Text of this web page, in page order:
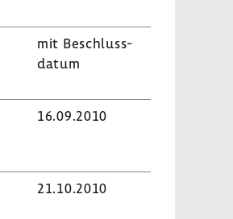
mit Beschluss­
datum
16.09.2010
21.10.2010